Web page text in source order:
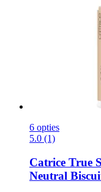
6 opties
5.0 (1)
Catrice True
Neutral